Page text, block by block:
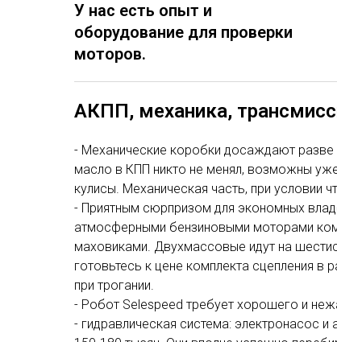
У нас есть опыт и
оборудование для проверки
моторов.
АКПП, механика,
- Механические коробки досаждают разве
масло в КПП никто не менял, возможны
кулисы. Механическая часть, при условии
- Приятным сюрпризом для экономных
атмосферными бензиновыми моторами
маховиками. Двухмассовые идут на
готовьтесь к цене комплекта сцепления
при трогании.
- Робот Selespeed требует хорошего и
- гидравлическая система: электронасос